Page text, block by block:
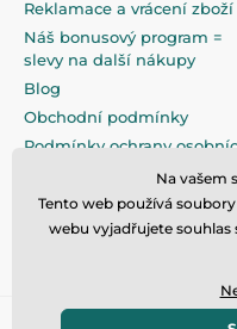
Reklamace a vrácení zboží
Náš bonusový program =
slevy na další nákupy
Blog
Obchodní podmínky
Podmínky ochrany
Na pečlivé zabalení
maximální důraz
Na vašem
Tento web používá
webu vyjadřujete souhlas